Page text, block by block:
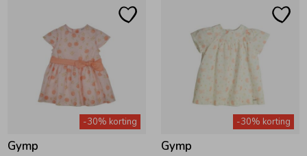
-30% korting
Gymp
-30% korting
Gymp